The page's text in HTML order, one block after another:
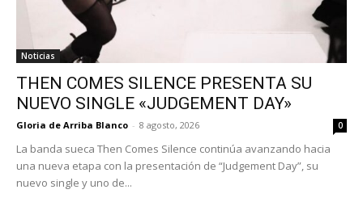
Noticias
THEN COMES SILENCE PRESENTA SU
NUEVO SINGLE «JUDGEMENT DAY»
Gloria de Arriba Blanco - 8 agosto, 2026 0
La banda sueca Then Comes Silence continúa avanzando hacia
una nueva etapa con la presentación de “Judgement Day”, su
nuevo single y uno de...